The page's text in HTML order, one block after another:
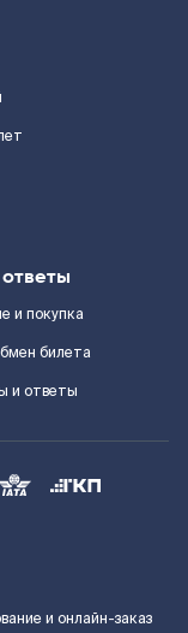
и покупка
билета
и ответы
и онлайн-заказ